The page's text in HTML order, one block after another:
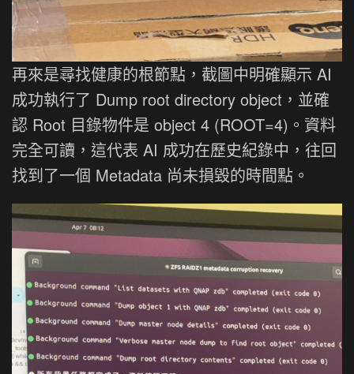
再來是尋找健康的根節點，截圖中明確顯示 AI
成功執行了 Dump root directory object，並確
認 Root 目錄物件是 object 4 (ROOT=4)。資料
完全可讀，這代表 AI 成功在歷史紀錄中，往回
找到了一個 Metadata 尚未損毀的時間點。